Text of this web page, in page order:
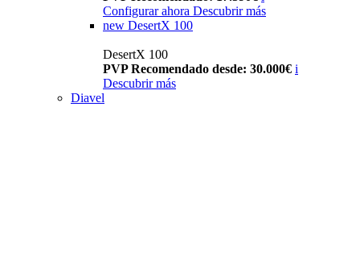
Configurar ahora Descubrir más
new DesertX 100
DesertX 100
PVP Recomendado desde: 30.000€ i
Descubrir más
Diavel